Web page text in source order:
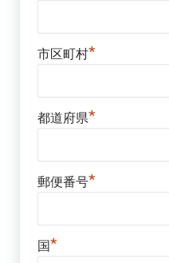
市区町村*
都道府県*
郵便番号*
国*